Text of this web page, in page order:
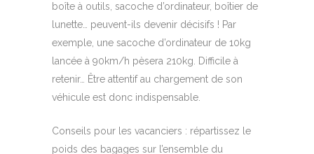
boîte à outils, sacoche d’ordinateur, boîtier de
lunette… peuvent-ils devenir décisifs ! Par
exemple, une sacoche d’ordinateur de 10kg
lancée à 90km/h pèsera 210kg. Difficile à
retenir… Être attentif au chargement de son
véhicule est donc indispensable.
Conseils pour les vacanciers : répartissez le
poids des bagages sur l’ensemble du